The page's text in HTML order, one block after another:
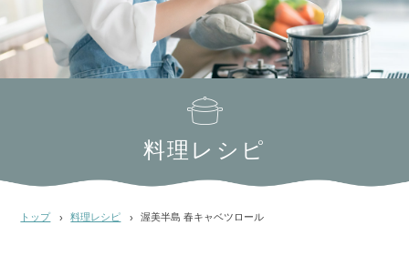
料理レシピ
トップ 料理レシピ 渥美半島 春キャベツロール